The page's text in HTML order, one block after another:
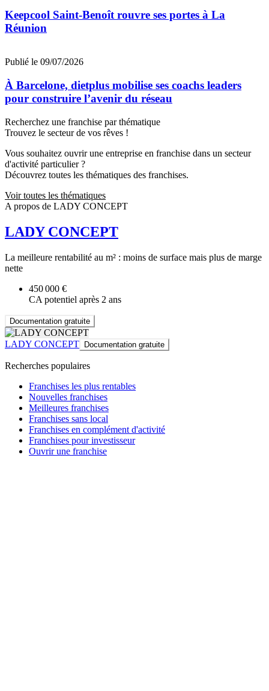
Keepcool Saint-Benoît rouvre ses portes à La
Réunion
Publié le 09/07/2026
À Barcelone, dietplus mobilise ses coachs leaders
pour construire l’avenir du réseau
Recherchez une franchise par thématique
Trouvez le secteur de vos rêves !
Vous souhaitez ouvrir une entreprise en franchise dans un secteur
d'activité particulier ?
Découvrez toutes les thématiques des franchises.
Voir toutes les thématiques
A propos de LADY CONCEPT
LADY CONCEPT
La meilleure rentabilité au m² : moins de surface mais plus de marge
nette
450 000 €
CA potentiel après 2 ans
Documentation gratuite
LADY CONCEPT Documentation gratuite
Recherches populaires
Franchises les plus rentables
Nouvelles franchises
Meilleures franchises
Franchises sans local
Franchises en complément d'activité
Franchises pour investisseur
Ouvrir une franchise